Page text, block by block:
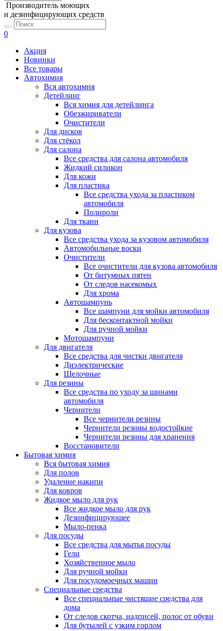
Производитель моющих
и дезинфицирующих средств
0
Акция
Новинки
Все товары
Автохимия
Вся автохимия
Детейлинг
Вся химия для детейлинга
Обезжириватели
Очистители
Для дисков
Для стёкол
Для салона
Все средства для салона автомобиля
Жидкий силикон
Для кожи
Для пластика
Все средства ухода за пластиком
автомобиля
Полироли
Для ткани
Для кузова
Все средства ухода за кузовом автомобиля
Автомобильные воски
Очистители
Все очистители для кузова автомобиля
От битумных пятен
От следов насекомых
Для хрома
Автошампунь
Все шампуни для мойки автомобиля
Для бесконтактной мойки
Для ручной мойки
Мотошампуни
Для двигателя
Все средства для чистки двигателя
Диэлектрические
Щелочные
Для резины
Все средства по уходу за шинами
автомобиля
Чернители
Все чернители резины
Чернители резины водостойкие
Чернители резины для хранения
Восстановители
Бытовая химия
Вся бытовая химия
Для полов
Удаление накипи
Для ковров
Жидкое мыло для рук
Все жидкое мыло для рук
Дезинфицирующее
Мыло-пенка
Для посуды
Все средства для мытья посуды
Гели
Хозяйственное мыло
Для ручной мойки
Для посудомоечных машин
Специальные средства
Все специальные чистящие средства для
дома
От следов скотча, надписей, полос от обуви
Для бутылей с узким горлом